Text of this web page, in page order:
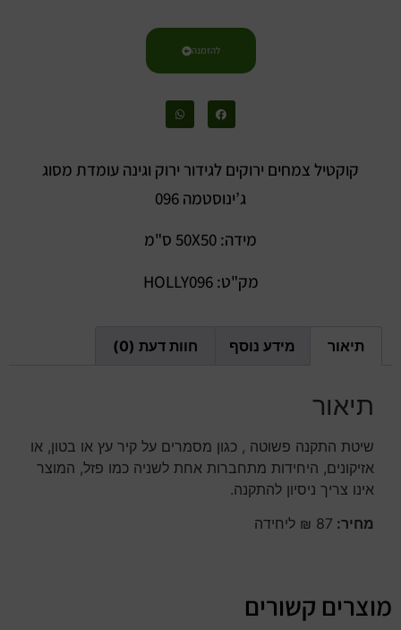
להזמנה
קוקטיל צמחים ירוקים לגידור ירוק וגינה עומדת מסוג
ג’ינוסטמה 096
מידה: 50X50 ס"מ
מק"ט: HOLLY096
תיאור מידע נוסף חוות דעת (0)
תיאור
שיטת התקנה פשוטה , כגון מסמרים על קיר עץ או בטון, או
אזיקונים, היחידות מתחברות אחת לשניה כמו פזל, המוצר
אינו צריך ניסיון להתקנה.
מחיר: 87 ₪ ליחידה
מוצרים קשורים